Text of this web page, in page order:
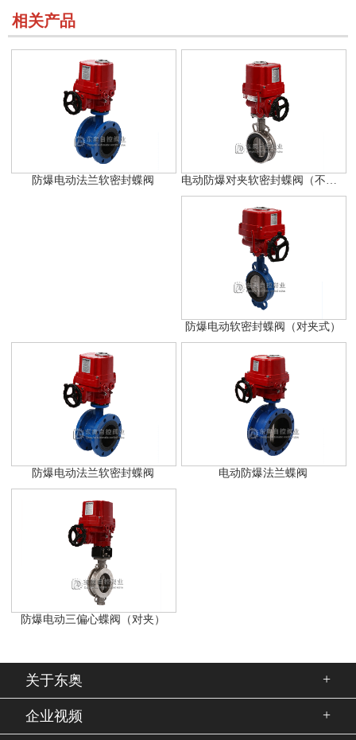
相关产品
防爆电动法兰软密封蝶阀
防爆电动软密封蝶阀（对夹式）
防爆电动法兰软密封蝶阀 电动防爆法兰蝶阀
防爆电动三偏心蝶阀（对夹）
关于东奥 +
企业视频 +